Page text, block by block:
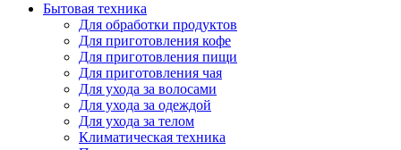
Бытовая техника
Для обработки продуктов
Для приготовления кофе
Для приготовления пищи
Для приготовления чая
Для ухода за волосами
Для ухода за одеждой
Для ухода за телом
Климатическая техника